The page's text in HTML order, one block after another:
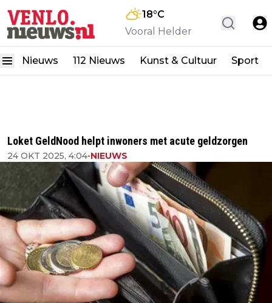
18°C
Vooral Helder
Nieuws 112 Nieuws Kunst & Cultuur Sport
Loket GeldNood helpt inwoners met acute geldzorgen
24 OKT 2025, 4:04•NIEUWS